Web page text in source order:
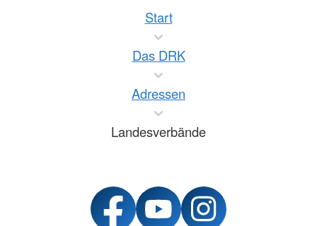
Start
Das DRK
Adressen
Landesverbände